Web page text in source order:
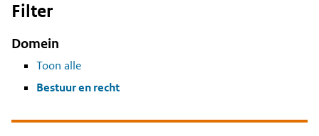
Filter
Domein
Toon alle
Bestuur en recht